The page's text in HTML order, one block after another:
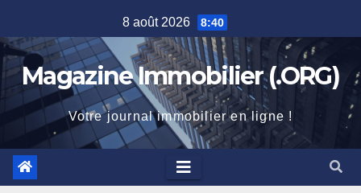
to
content
8 août 2026 8:40
Magazine Immobilier (.ORG)
Votre journal immobilier en ligne !